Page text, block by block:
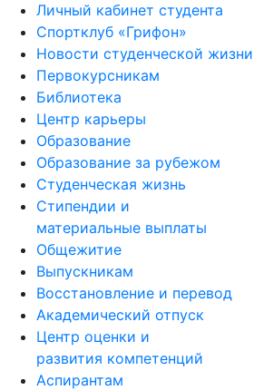
Личный кабинет студента
Спортклуб «Грифон»
Новости студенческой жизни
Первокурсникам
Библиотека
Центр карьеры
Образование
Образование за рубежом
Студенческая жизнь
Стипендии и
материальные выплаты
Общежитие
Выпускникам
Восстановление и перевод
Академический отпуск
Центр оценки и
развития компетенций
Аспирантам